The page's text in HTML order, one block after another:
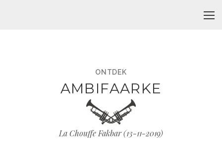
ONTDEK
AMBIFAARKE
La Chouffe Fakbar (13-11-2019)